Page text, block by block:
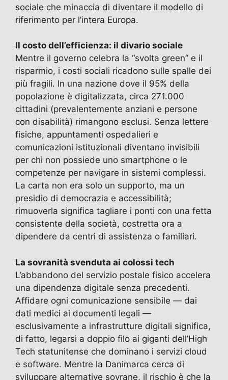
sociale che minaccia di diventare il modello di
riferimento per l’intera Europa.
Il costo dell’efficienza: il divario sociale
Mentre il governo celebra la “svolta green” e il
risparmio, i costi sociali ricadono sulle spalle dei
più fragili. In una nazione dove il 95% della
popolazione è digitalizzata, circa 271.000
cittadini (prevalentemente anziani e persone
con disabilità) rimangono esclusi. Senza lettere
fisiche, appuntamenti ospedalieri e
comunicazioni istituzionali diventano invisibili
per chi non possiede uno smartphone o le
competenze per navigare in sistemi complessi.
La carta non era solo un supporto, ma un
presidio di democrazia e accessibilità;
rimuoverla significa tagliare i ponti con una fetta
consistente della società, costretta ora a
dipendere da centri di assistenza o familiari.
La sovranità svenduta ai colossi tech
L’abbandono del servizio postale fisico accelera
una dipendenza digitale senza precedenti.
Affidare ogni comunicazione sensibile — dai
dati medici ai documenti legali —
esclusivamente a infrastrutture digitali significa,
di fatto, legarsi a doppio filo ai giganti dell’High
Tech statunitense che dominano i servizi cloud
e software. Mentre la Danimarca cerca di
sviluppare alternative sovrane, il rischio è che la